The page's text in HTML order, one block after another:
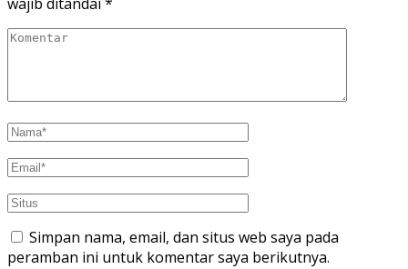
Simpan nama, email, dan situs web saya pada
peramban ini untuk komentar saya berikutnya.